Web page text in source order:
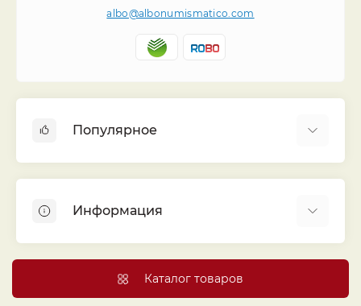
albo@albonumismatico.com
Популярное
Монеты
Банкноты
Листы для монет
Капсулы и холдеры
Информация
Договор публичной оферты
Каталог товаров